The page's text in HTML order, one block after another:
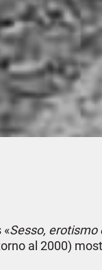
«Sesso, erotismo
al 2000)